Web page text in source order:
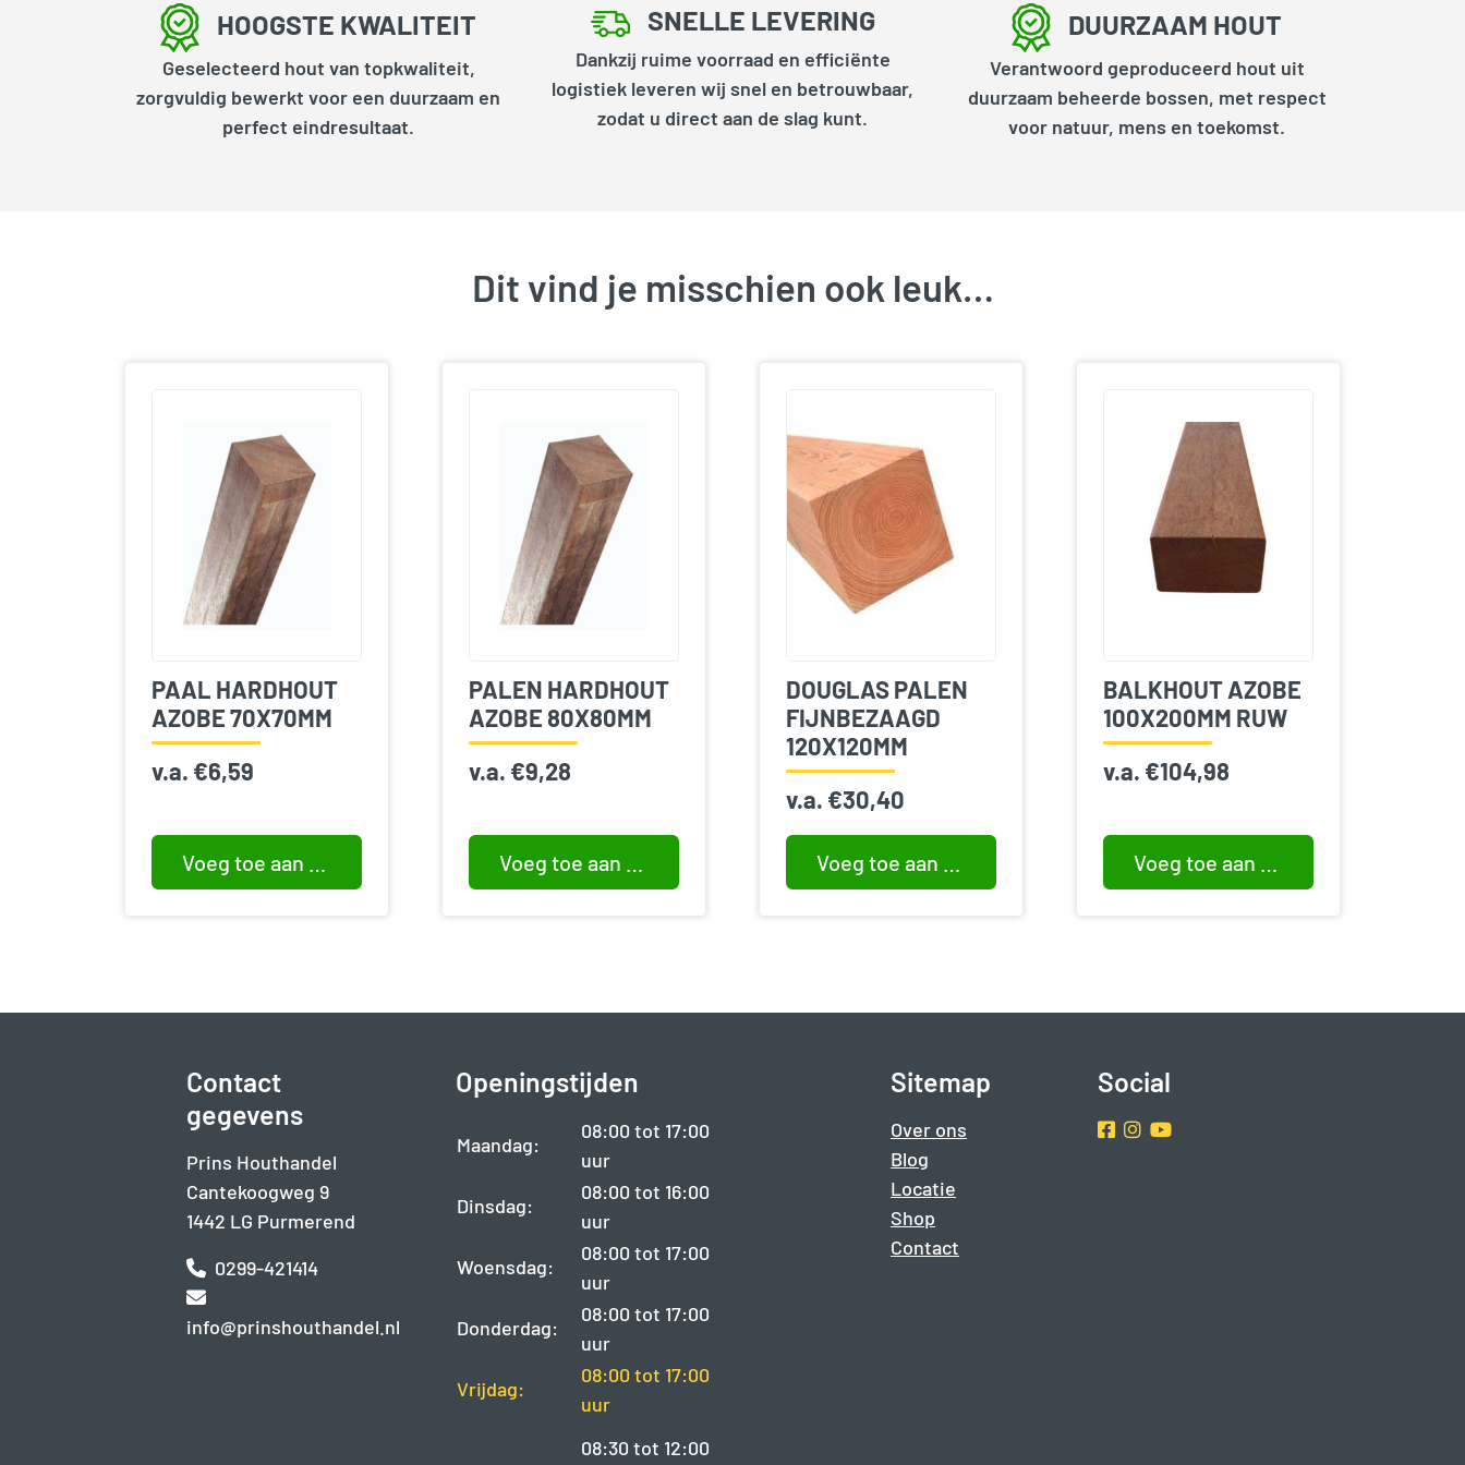
HOOGSTE KWALITEIT
Geselecteerd hout van topkwaliteit,
zorgvuldig bewerkt voor een duurzaam en
perfect eindresultaat.
SNELLE LEVERING
Dankzij ruime voorraad en efficiënte
logistiek leveren wij snel en betrouwbaar,
zodat u direct aan de slag kunt.
DUURZAAM HOUT
Verantwoord geproduceerd hout uit
duurzaam beheerde bossen, met respect
voor natuur, mens en toekomst.
Dit vind je misschien ook leuk…
PAAL HARDHOUT
AZOBE 70X70MM
v.a. €6,59
Voeg toe aan winkelwagen
PALEN HARDHOUT
AZOBE 80X80MM
v.a. €9,28
Voeg toe aan winkelwagen
DOUGLAS PALEN
FIJNBEZAAGD
120X120MM
v.a. €30,40
Voeg toe aan winkelwagen
BALKHOUT AZOBE
100X200MM RUW
v.a. €104,98
Voeg toe aan winkelwagen
Contact
gegevens
Prins Houthandel
Cantekoogweg 9
1442 LG Purmerend
0299-421414
info@prinshouthandel.nl
Openingstijden
Maandag:
08:00 tot 17:00
uur
Dinsdag:
08:00 tot 16:00
uur
Woensdag:
08:00 tot 17:00
uur
Donderdag:
08:00 tot 17:00
uur
Vrijdag:
08:00 tot 17:00
uur
08:30 tot 12:00
Sitemap
Over ons
Blog
Locatie
Shop
Contact
Social
Facebook
Instragram
Youtube